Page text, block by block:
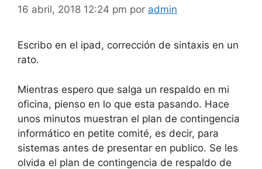
16 abril, 2018 12:24 pm por admin
Escribo en el ipad, corrección de sintaxis en un
rato.
Mientras espero que salga un respaldo en mi
oficina, pienso en lo que esta pasando. Hace
unos minutos muestran el plan de contingencia
informático en petite comité, es decir, para
sistemas antes de presentar en publico. Se les
olvida el plan de contingencia de respaldo de